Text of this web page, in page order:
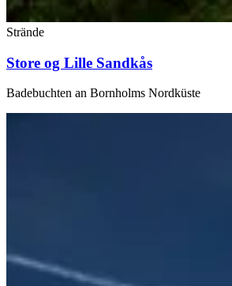
Strände
Store og Lille Sandkås
Badebuchten an Bornholms Nordküste